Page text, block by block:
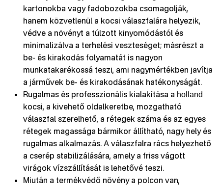
kartonokba vagy fadobozokba csomagolják,
hanem közvetlenül a kocsi válaszfalára helyezik,
védve a növényt a túlzott kinyomódástól és
minimalizálva a terhelési veszteséget; másrészt a
be- és kirakodás folyamatát is nagyon
munkatakarékossá teszi, ami nagymértékben javítja
a járművek be- és kirakodásának hatékonyságát.
Rugalmas és professzionális kialakítása a holland
kocsi, a kivehető oldalkeretbe, mozgatható
válaszfal szerelhető, a rétegek száma és az egyes
rétegek magassága bármikor állítható, nagy hely és
rugalmas alkalmazás. A válaszfalra rács helyezhető
a cserép stabilizálására, amely a friss vágott
virágok vízszállítását is lehetővé teszi.
Miután a termékvédő növény a polcon van,